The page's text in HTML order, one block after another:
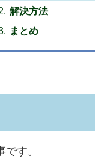
解決方法
まとめ
す。